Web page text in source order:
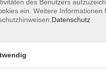
des Benutzers
ein. Weitere Informationen
Datenschutz